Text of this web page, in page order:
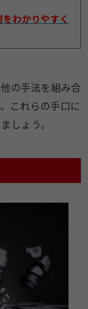
わかりやすく
の手法​を​組み合
これらの手口に
しょう。​